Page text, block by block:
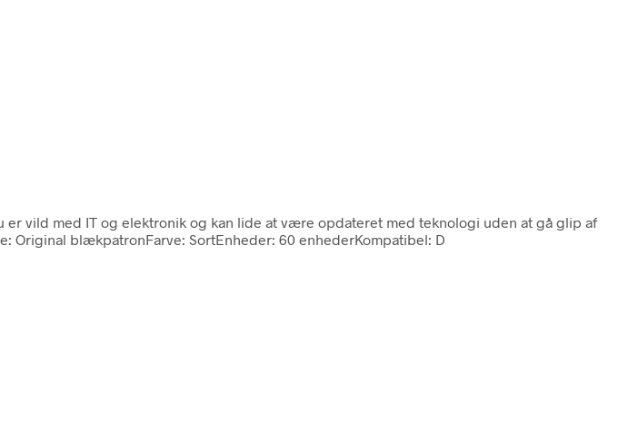
er vild med IT og elektronik og kan lide at være opdateret med teknologi uden at gå glip af
Original blækpatronFarve: SortEnheder: 60 enhederKompatibel: D